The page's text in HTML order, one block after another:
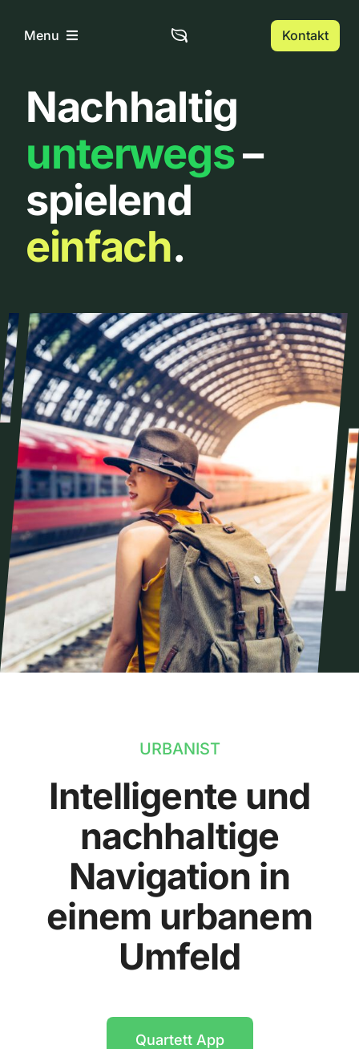
InhaltMenu
Home
Über uns
Urbanlist
Kontakt
Nachhaltig
unterwegs–
spielend
einfach.
URBANIST
Intelligente und
nachhaltige
Navigation in
einem urbanem
Umfeld
Quartett App